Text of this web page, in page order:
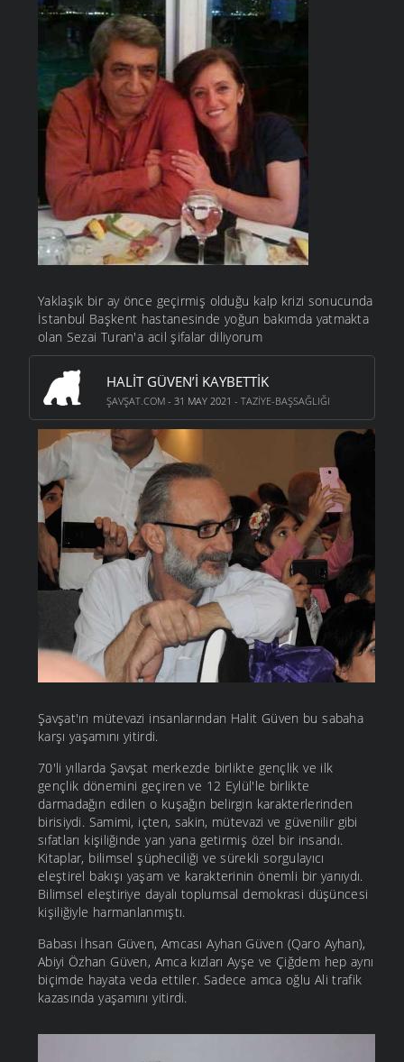
Yaklaşık bir ay önce geçirmiş olduğu kalp krizi sonucunda
İstanbul Başkent hastanesinde yoğun bakımda yatmakta
olan Sezai Turan'a acil şifalar diliyorum
HALIT GÜVEN’I KAYBETTIK
ŞAVŞAT.COM - 31 MAY 2021 - TAZIYE-BAŞSAĞLIĞI
Şavşat'ın mütevazi insanlarından Halit Güven bu sabaha
karşı yaşamını yitirdi.
70'li yıllarda Şavşat merkezde birlikte gençlik ve ilk
gençlik dönemini geçiren ve 12 Eylül'le birlikte
darmadağın edilen o kuşağın belirgin karakterlerinden
birisiydi. Samimi, içten, sakin, mütevazi ve güvenilir gibi
sıfatları kişiliğinde yan yana getirmiş özel bir insandı.
Kitaplar, bilimsel şüpheciliği ve sürekli sorgulayıcı
eleştirel bakışı yaşam ve karakterinin önemli bir yanıydı.
Bilimsel eleştiriye dayalı toplumsal demokrasi düşüncesi
kişiliğiyle harmanlanmıştı.
Babası İhsan Güven, Amcası Ayhan Güven (Qaro Ayhan),
Abiyi Özhan Güven, Amca kızları Ayşe ve Çiğdem hep aynı
biçimde hayata veda ettiler. Sadece amca oğlu Ali trafik
kazasında yaşamını yitirdi.